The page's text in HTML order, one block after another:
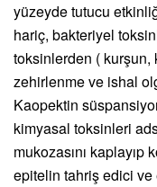
yüzeyde tutucu
hariç, bakteriyel
toksinlerden ( kurşun,
zehirlenme ve ishal
Kaopektin
kimyasal toksinleri
mukozasını
epitelin tahriş edici ve